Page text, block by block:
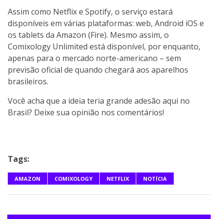
Assim como Netflix e Spotify, o serviço estará
disponíveis em várias plataformas: web, Android iOS e
os tablets da Amazon (Fire). Mesmo assim, o
Comixology Unlimited está disponível, por enquanto,
apenas para o mercado norte-americano – sem
previsão oficial de quando chegará aos aparelhos
brasileiros.
Você acha que a ideia teria grande adesão aqui no
Brasil? Deixe sua opinião nos comentários!
Tags:
AMAZON COMIXOLOGY NETFLIX NOTÍCIA